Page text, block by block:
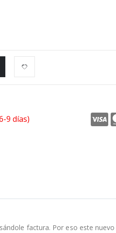
9 días)
factura. Por eso este